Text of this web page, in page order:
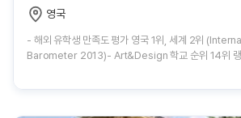
영국
- 해외 유학생 만족도 평가 영국 1위, 세계 2위
Barometer 2013)- Art&Design 학교 순위 14위